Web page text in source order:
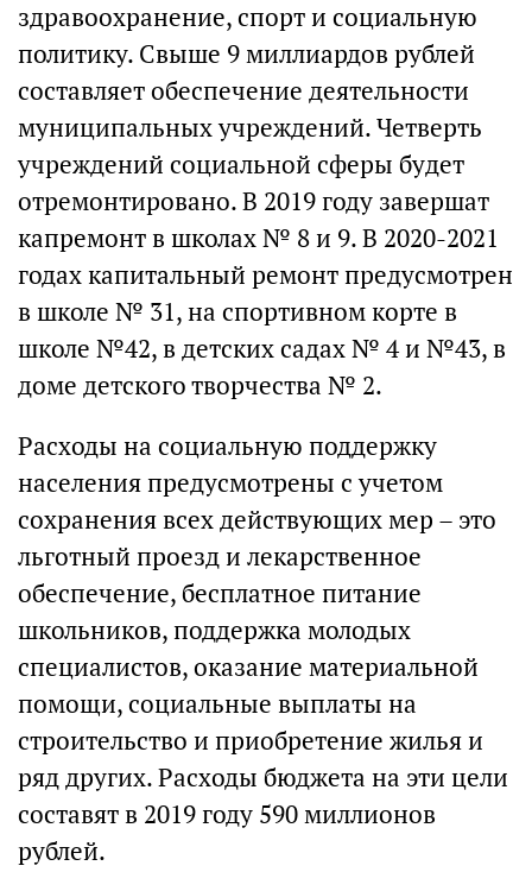
здравоохранение, спорт и социальную
политику. Свыше 9 миллиардов рублей
составляет обеспечение деятельности
муниципальных учреждений. Четверть
учреждений социальной сферы будет
отремонтировано. В 2019 году завершат
капремонт в школах № 8 и 9. В 2020-2021
годах капитальный ремонт предусмотрен
в школе № 31, на спортивном корте в
школе №42, в детских садах № 4 и №43, в
доме детского творчества № 2.
Расходы на социальную поддержку
населения предусмотрены с учетом
сохранения всех действующих мер – это
льготный проезд и лекарственное
обеспечение, бесплатное питание
школьников, поддержка молодых
специалистов, оказание материальной
помощи, социальные выплаты на
строительство и приобретение жилья и
ряд других. Расходы бюджета на эти цели
составят в 2019 году 590 миллионов
рублей.